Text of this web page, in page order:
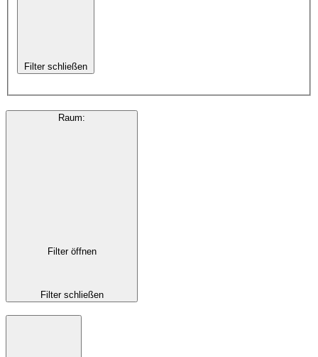
Filter schließen
Raum:
Filter öffnen
Filter schließen